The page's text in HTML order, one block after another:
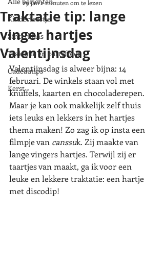
Kinderfeestje
Sinterklaas
Traktatie en partyfood
Cadeautips
Kerst
Traktatie tip: lange
vinger hartjes
Valentijnsdag
29 jan2 minuten om te lezen
Valentijnsdag is alweer bijna: 14
februari. De winkels staan vol met
knuffels, kaarten en chocoladerepen.
Maar je kan ook makkelijk zelf thuis
iets leuks en lekkers in het hartjes
thema maken! Zo zag ik op insta een
filmpje van canssuk. Zij maakte van
lange vingers hartjes. Terwijl zij er
taartjes van maakt, ga ik voor een
leuke en lekkere traktatie: een hartje
met discodip!